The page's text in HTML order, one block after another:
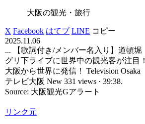
大阪の観光・旅行
X Facebook はてブ LINE コピー
2025.11.06
... 【歌詞付き/メンバー名入り】道頓堀
グリ下ライブに世界中の観光客が注目！
大阪から世界に発信！ Television Osaka
テレビ大阪 New 331 views · 39:38.
Source: 大阪観光Gアラート
リンク元